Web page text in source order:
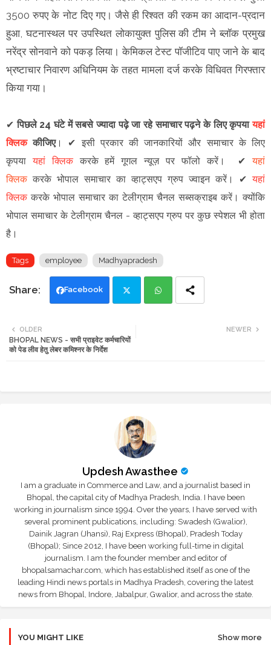
3500 रुपए के नोट दिए गए। जैसे ही रिश्वत की रकम का आदान-प्रदान
हुआ, घटनास्थल पर उपस्थित लोकायुक्त पुलिस की टीम ने ब्लॉक प्रमुख
नरेंद्र सोनवाने को पकड़ लिया। केमिकल टेस्ट पॉजीटिव पाए जाने के बाद
भ्रष्टाचार निवारण अधिनियम के तहत मामला दर्ज करके विधिवत गिरफ्तार
किया गया।
✔ पिछले 24 घंटे में सबसे ज्यादा पढ़े जा रहे समाचार पढ़ने के लिए कृपयायहां
क्लिककीजिए। ✔ इसी प्रकार की जानकारियों और समाचार के लिए
कृपयायहां क्लिककरके हमें गूगल न्यूज़ पर फॉलो करें। ✔यहां
क्लिककरके भोपाल समाचार का व्हाट्सएप ग्रुप ज्वाइन करें । ✔यहां
क्लिककरके भोपाल समाचार का टेलीग्राम चैनल सब्सक्राइब करें। क्योंकि
भोपाल समाचार के टेलीग्राम चैनल - व्हाट्सएप ग्रुप पर कुछ स्पेशल भी होता
है।
Tags employee Madhyapradesh
Facebook
tte
NEWER
OLDER
BHOPAL NEWS - सभी प्राइवेट कर्मचारियों
को पेड लीव हेतु लेबर कमिश्नर के निर्देश
Updesh Awasthee
I am a graduate in Commerce and Law, and a journalist based in
Bhopal, the capital city of Madhya Pradesh, India. I have been
working in journalism since 1994. Over the years, I have served with
several prominent publications, including: Swadesh (Gwalior),
Dainik Jagran (Jhansi), Raj Express (Bhopal), Pradesh Today
(Bhopal); Since 2012, I have been working full-time in digital
journalism. I am the founder member and editor of
bhopalsamachar.com, which has established itself as one of the
leading Hindi news portals in Madhya Pradesh, covering the latest
news from Bhopal, Indore, Jabalpur, Gwalior, and across the state.
YOU MIGHT LIKE Show more